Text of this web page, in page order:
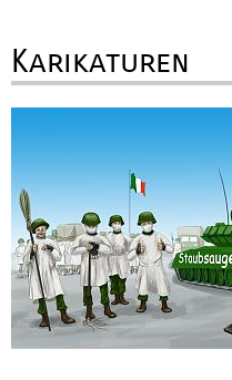
Karikaturen